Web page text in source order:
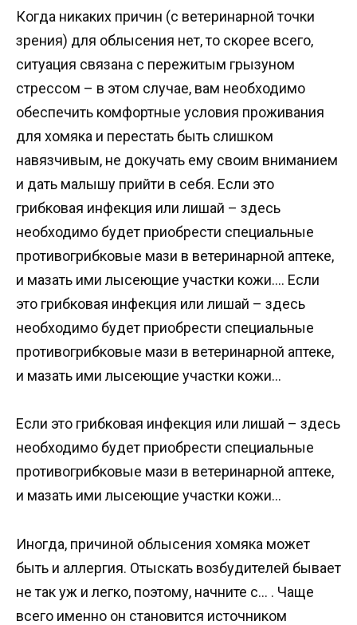
Когда никаких причин (с ветеринарной точки
зрения) для облысения нет, то скорее всего,
ситуация связана с пережитым грызуном
стрессом – в этом случае, вам необходимо
обеспечить комфортные условия проживания
для хомяка и перестать быть слишком
навязчивым, не докучать ему своим вниманием
и дать малышу прийти в себя. Если это
грибковая инфекция или лишай – здесь
необходимо будет приобрести специальные
противогрибковые мази в ветеринарной аптеке,
и мазать ими лысеющие участки кожи…. Если
это грибковая инфекция или лишай – здесь
необходимо будет приобрести специальные
противогрибковые мази в ветеринарной аптеке,
и мазать ими лысеющие участки кожи…
Если это грибковая инфекция или лишай – здесь
необходимо будет приобрести специальные
противогрибковые мази в ветеринарной аптеке,
и мазать ими лысеющие участки кожи…
Иногда, причиной облысения хомяка может
быть и аллергия. Отыскать возбудителей бывает
не так уж и легко, поэтому, начните с… . Чаще
всего именно он становится источником